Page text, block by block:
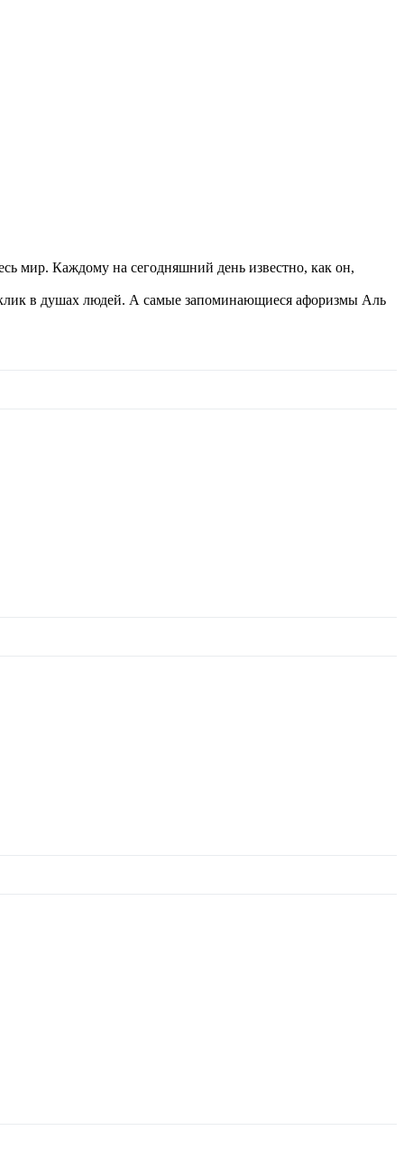
мир. Каждому на сегодняшний день известно, как он,
в душах людей. А самые запоминающиеся афоризмы Аль